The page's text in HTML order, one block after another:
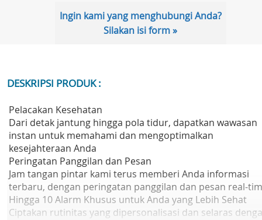
Ingin kami yang menghubungi Anda?
Silakan isi form »
DESKRIPSI PRODUK :
Pelacakan Kesehatan
Dari detak jantung hingga pola tidur, dapatkan wawasan
instan untuk memahami dan mengoptimalkan
kesejahteraan Anda
Peringatan Panggilan dan Pesan
Jam tangan pintar kami terus memberi Anda informasi
terbaru, dengan peringatan panggilan dan pesan real-
Hingga 10 Alarm Khusus untuk Anda yang Lebih Sehat
Ciptakan rutinitas yang dipersonalisasi dan selaras